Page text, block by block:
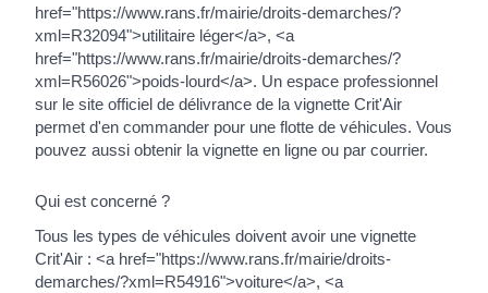
href="https://www.rans.fr/mairie/droits-demarches/?
xml=R32094">utilitaire léger</a>, <a
href="https://www.rans.fr/mairie/droits-demarches/?
xml=R56026">poids-lourd</a>. Un espace professionnel
sur le site officiel de délivrance de la vignette Crit'Air
permet d'en commander pour une flotte de véhicules. Vous
pouvez aussi obtenir la vignette en ligne ou par courrier.
Qui est concerné ?
Tous les types de véhicules doivent avoir une vignette
Crit'Air : <a href="https://www.rans.fr/mairie/droits-
demarches/?xml=R54916">voiture</a>, <a